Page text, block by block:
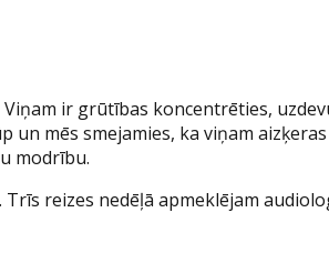
ir grūtības koncentrēties,
mēs smejamies, ka viņam
modrību.
reizes nedēļā apmeklējam